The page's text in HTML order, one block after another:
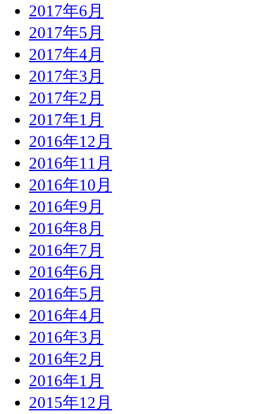
2017年6月
2017年5月
2017年4月
2017年3月
2017年2月
2017年1月
2016年12月
2016年11月
2016年10月
2016年9月
2016年8月
2016年7月
2016年6月
2016年5月
2016年4月
2016年3月
2016年2月
2016年1月
2015年12月